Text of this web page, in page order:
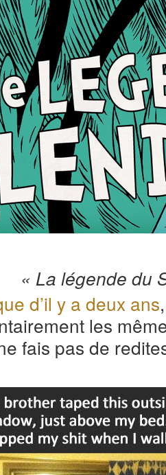
« La légende du
d’il y a deux ans
les
fais pas de